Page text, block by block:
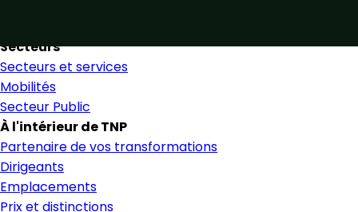
Secteurs
Secteurs et services
Mobilités
Secteur Public
À l'intérieur de TNP
Partenaire de vos transformations
Dirigeants
Emplacements
Prix et distinctions